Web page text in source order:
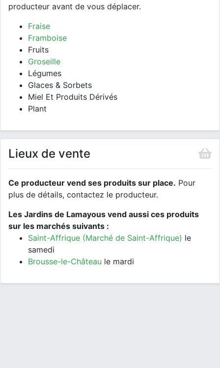
producteur avant de vous déplacer.
Fraise
Framboise
Fruits
Groseille
Légumes
Glaces & Sorbets
Miel Et Produits Dérivés
Plant
Lieux de vente
Ce producteur vend ses produits sur place. Pour
plus de détails, contactez le producteur.
Les Jardins de Lamayous vend aussi ces produits
sur les marchés suivants :
Saint-Affrique (Marché de Saint-Affrique) le
samedi
Brousse-le-Château le mardi